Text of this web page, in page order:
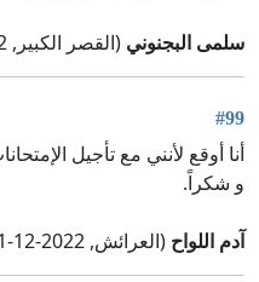
سلمى البجنوني (القصر الكبير, 2022-12-11)
#99
أنا أوقع لأنني مع تأجيل
و شكراً.
آدم اللواح (العرائش, 2022-12-11)